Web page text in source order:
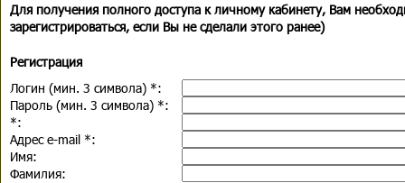
Для получения полного доступа к личному кабинету, Вам
зарегистрироваться, если Вы не сделали этого ранее)
Регистрация
Логин (мин. 3 символа) *:
Пароль (мин. 3 символа) *:
*:
Адрес e-mail *:
Имя:
Фамилия: